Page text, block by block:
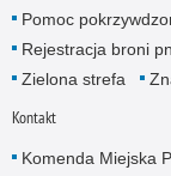
Pomoc
Rejestracja broni
Zielona strefa
Kontakt
Komenda Miejska